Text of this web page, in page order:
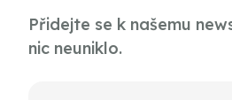
Přidejte se k našemu
nic neuniklo.